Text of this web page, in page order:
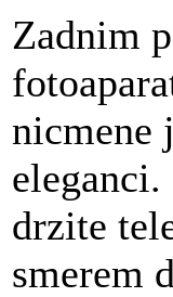
Zadnim
nicmene
drzite
smerem